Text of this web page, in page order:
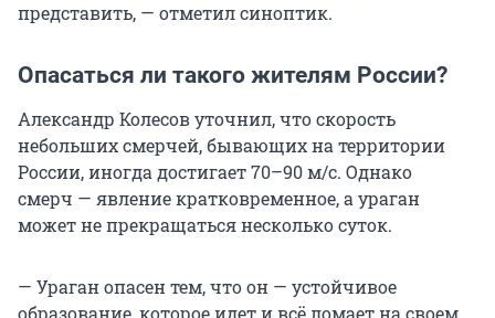
представить, — отметил синоптик.
Опасаться ли такого жителям России?
Александр Колесов уточнил, что скорость
небольших смерчей, бывающих на территории
России, иногда достигает 70–90 м/с. Однако
смерч — явление кратковременное, а ураган
может не прекращаться несколько суток.
— Ураган опасен тем, что он — устойчивое
образование, которое идет и всё ломает на своем